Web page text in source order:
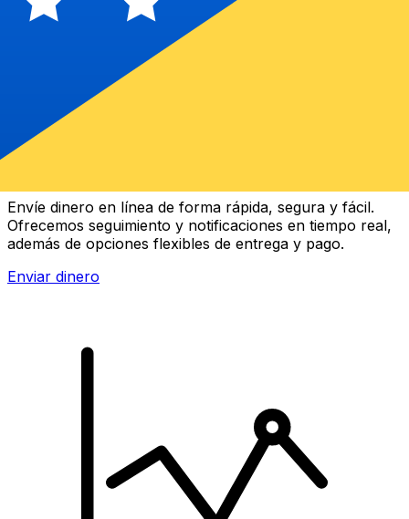
Envíe dinero en línea de forma rápida, segura y fácil.
Ofrecemos seguimiento y notificaciones en tiempo real,
además de opciones flexibles de entrega y pago.
Enviar dinero